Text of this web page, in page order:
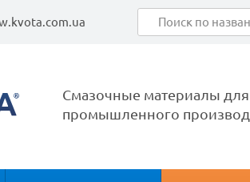
Смазочные материалы для
промышленного